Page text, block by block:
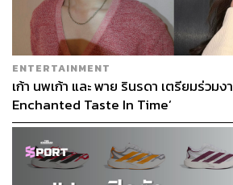
ENTERTAINMENT
เก้า นพเก้า และ พาย รินรดา เตรียมร่วมง
Enchanted Taste In Time’